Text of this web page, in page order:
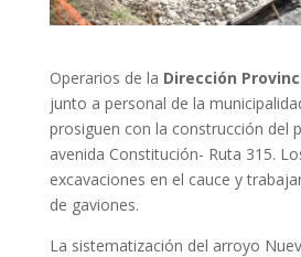
Operarios de la Dirección
junto a personal de la
prosiguen con la construcción del
avenida Constitución- Ruta 315.
excavaciones en el cauce y
de gaviones.
La sistematización del arroyo